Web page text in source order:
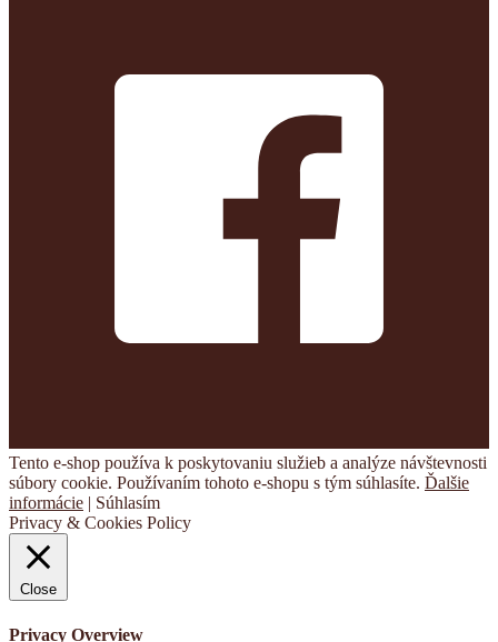
Tento e-shop používa k poskytovaniu služieb a analýze návštevnosti
súbory cookie. Používaním tohoto e-shopu s tým súhlasíte. Ďalšie
informácie
Súhlasím
Privacy & Cookies Policy
Close
Privacy Overview